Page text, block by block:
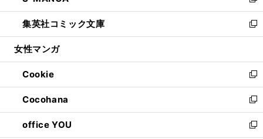
開
く
ウ
で
開
ン
ド
ウ
開
く
ウ
ィ
ン
ウ
で
開
く
し
い
ウ
ン
ド
ウ
で
開
く
集英社コミック文庫
新
し
ウ
ィ
ン
ド
ウ
で
女性マンガ
Cookie
新
し
い
ウ
ィ
Cocohana
新
し
い
office YOU
新